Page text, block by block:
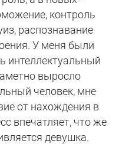
контроль
распознавание
У меня были
интеллектуальный
выросло
человек, мне
от нахождения в
впечатляет, что же
девушка.